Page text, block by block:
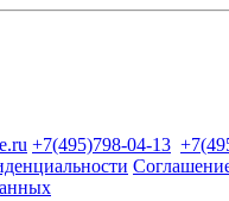
+7(495)798-04-13